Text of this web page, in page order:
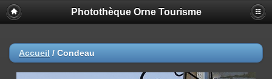
Photothèque Orne Tourisme
Accueil / Condeau